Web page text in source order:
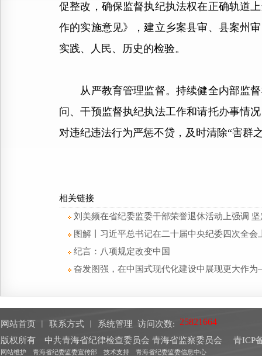
促整改，确保监督执纪执法权在正确轨道
作的实施意见》，建立乡案县审、县案州
实践、人民、历史的检验。
从严教育管理监督。持续健全内部监督
问、干预监督执纪执法工作和请托办事情
对违纪违法行为严惩不贷，及时清除“害群
相关链接
刘美频在省纪委监委干部荣誉退休活动上强调
图解丨习近平总书记在二十届中央纪委四次全会
纪言：八项规定改变中国
奋发图强，在中国式现代化建设中展现更大作
网站首页 联系方式 系统管理 访问次数:
版权所有 中共青海省纪律检查委员会 青海省监察委员会
青ICP
网站维护 青海省纪委监委宣传部 技术支持 青海省纪委监委信息中心